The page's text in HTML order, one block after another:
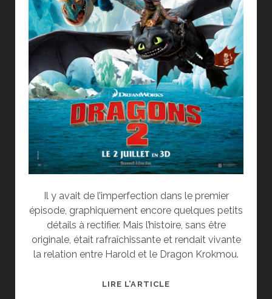
Il y avait de l’imperfection dans le premier
épisode, graphiquement encore quelques petits
détails à rectifier. Mais l’histoire, sans être
originale, était rafraîchissante et rendait vivante
la relation entre Harold et le Dragon Krokmou.
LIRE L’ARTICLE[CINÉ]